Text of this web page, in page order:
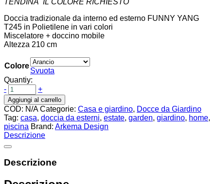
Doccia tradizionale da interno ed esterno FUNNY YANG
T245 in Polietilene in vari colori
Miscelatore + doccino mobile
Altezza 210 cm
Colore
Svuota
Quantiy:
-
+
Aggiungi al carrello
COD: N/A Categorie: Casa e giardino, Docce da Giardino
Tag: casa, doccia da esterni, estate, garden, giardino, home,
piscina Brand: Arkema Design
Descrizione
Descrizione